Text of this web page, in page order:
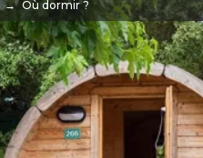
Où dormir ?